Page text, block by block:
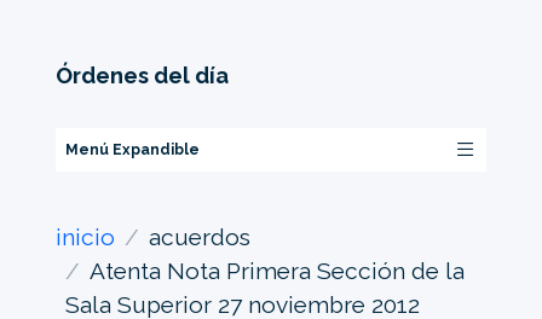
Órdenes del día
Menú Expandible
inicio
acuerdos
Atenta Nota Primera Sección de la
Sala Superior 27 noviembre 2012